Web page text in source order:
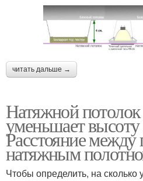
читать дальше →
Натяжной потолок
уменьшает
Расстояние между
натяжным
Чтобы определить, на